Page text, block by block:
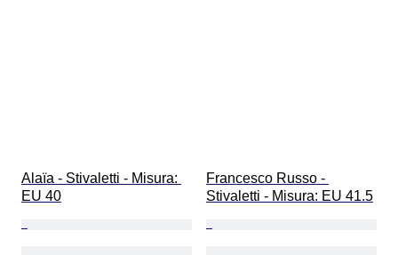
Alaïa - Stivaletti - Misura:
EU 40
Francesco Russo -
Stivaletti - Misura: EU 41.5